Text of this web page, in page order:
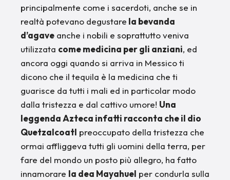
principalmente come i sacerdoti, anche se in
realtà potevano degustare la bevanda
d’agave anche i nobili e soprattutto veniva
utilizzata come medicina per gli anziani, ed
ancora oggi quando si arriva in Messico ti
dicono che il tequila è la medicina che ti
guarisce da tutti i mali ed in particolar modo
dalla tristezza e dal cattivo umore! Una
leggenda Azteca infatti racconta che il dio
Quetzalcoatl preoccupato della tristezza che
ormai affliggeva tutti gli uomini della terra, per
fare del mondo un posto più allegro, ha fatto
innamorare la dea Mayahuel per condurla sulla